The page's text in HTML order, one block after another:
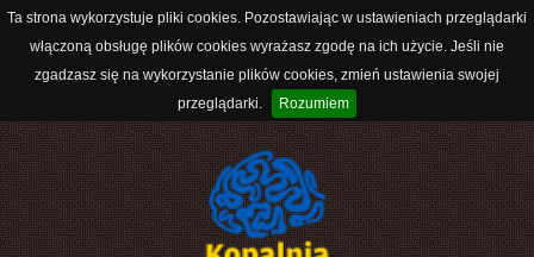
Ta strona wykorzystuje pliki cookies. Pozostawiając w ustawieniach przeglądarki
włączoną obsługę plików cookies wyrażasz zgodę na ich użycie. Jeśli nie
zgadzasz się na wykorzystanie plików cookies, zmień ustawienia swojej
przeglądarki.
Rozumiem